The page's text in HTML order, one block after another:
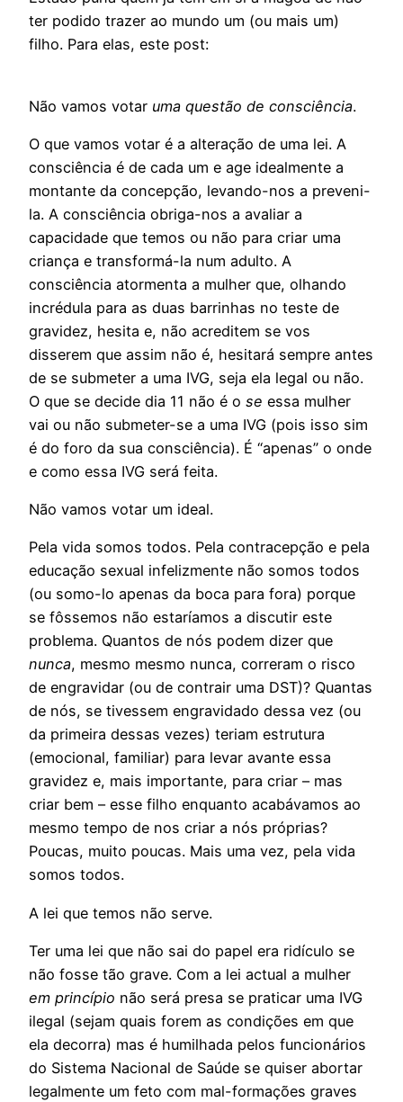
ter podido trazer ao mundo um (ou mais um)
filho. Para elas, este post:
Não vamos votar uma questão de consciência.
O que vamos votar é a alteração de uma lei. A
consciência é de cada um e age idealmente a
montante da concepção, levando-nos a preveni-
la. A consciência obriga-nos a avaliar a
capacidade que temos ou não para criar uma
criança e transformá-la num adulto. A
consciência atormenta a mulher que, olhando
incrédula para as duas barrinhas no teste de
gravidez, hesita e, não acreditem se vos
disserem que assim não é, hesitará sempre antes
de se submeter a uma IVG, seja ela legal ou não.
O que se decide dia 11 não é o se essa mulher
vai ou não submeter-se a uma IVG (pois isso sim
é do foro da sua consciência). É “apenas” o onde
e como essa IVG será feita.
Não vamos votar um ideal.
Pela vida somos todos. Pela contracepção e pela
educação sexual infelizmente não somos todos
(ou somo-lo apenas da boca para fora) porque
se fôssemos não estaríamos a discutir este
problema. Quantos de nós podem dizer que
nunca, mesmo mesmo nunca, correram o risco
de engravidar (ou de contrair uma DST)? Quantas
de nós, se tivessem engravidado dessa vez (ou
da primeira dessas vezes) teriam estrutura
(emocional, familiar) para levar avante essa
gravidez e, mais importante, para criar – mas
criar bem – esse filho enquanto acabávamos ao
mesmo tempo de nos criar a nós próprias?
Poucas, muito poucas. Mais uma vez, pela vida
somos todos.
A lei que temos não serve.
Ter uma lei que não sai do papel era ridículo se
não fosse tão grave. Com a lei actual a mulher
em princípio não será presa se praticar uma IVG
ilegal (sejam quais forem as condições em que
ela decorra) mas é humilhada pelos funcionários
do Sistema Nacional de Saúde se quiser abortar
legalmente um feto com mal-formações graves